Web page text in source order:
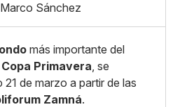
Sánchez
más importante del
Copa Primavera, se
de marzo a partir de las
Zamná.